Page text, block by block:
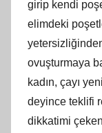
girip kendi
elimdeki
ovuşturmaya
kadın, çayı
deyince teklifi
dikkatimi